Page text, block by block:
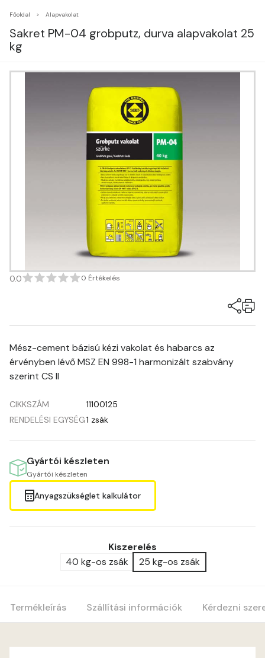
Főoldal Alapvakolat
Sakret PM-04 grobputz, durva alapvakolat 25
kg
0.0 0 Értékelés
Mész-cement bázisú kézi vakolat és habarcs az
érvényben lévő MSZ EN 998-1 harmonizált szabvány
szerint CS II
CIKKSZÁM
11100125
RENDELÉSI EGYSÉG1 zsák
Gyártói készleten
Gyártói készleten
Anyagszükséglet kalkulátor
Kiszerelés
40 kg-os zsák
25 kg-os zsák
Termékleírás Szállítási információk Kérdezni